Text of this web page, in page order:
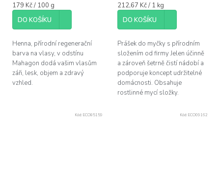
z
hvězdiček.
Měrná
cena:
179 Kč / 100 g
DO KOŠÍKU
Henna, přírodní regenerační
barva na vlasy, v odstínu
Mahagon dodá vašim vlasům
záři, lesk, objem a zdravý
vzhled.
Měrná
cena:
212,67 Kč / 1 kg
DO KOŠÍKU
Prášek do myčky s přírodním
složením od firmy Jelen účinně
a zároveň šetrně čistí nádobí a
podporuje koncept udržitelné
domácnosti. Obsahuje
rostlinné mycí složky.
Kód: ECO85159 Kód: ECO09162